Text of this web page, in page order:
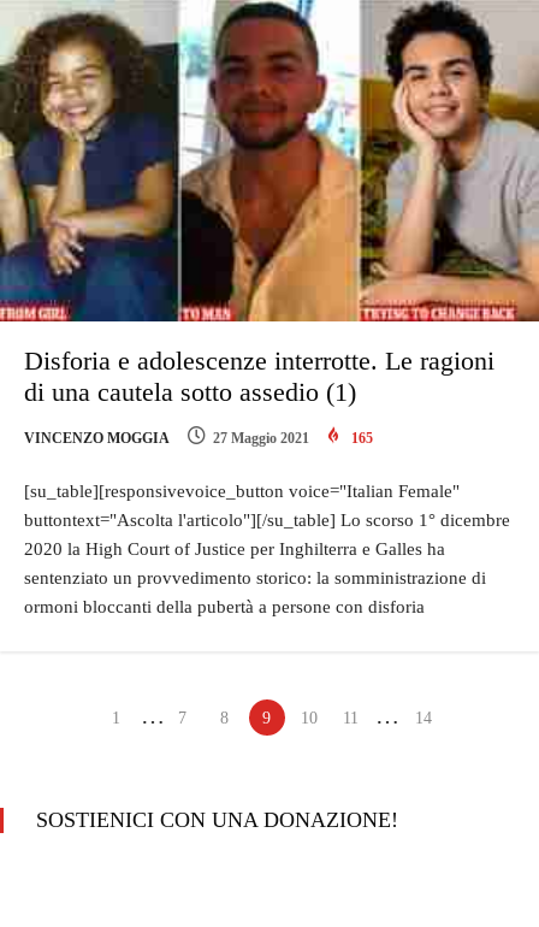
Disforia e adolescenze interrotte. Le ragioni
di una cautela sotto assedio (1)
VINCENZO MOGGIA 27 Maggio 2021 165
[su_table][responsivevoice_button voice="Italian Female"
buttontext="Ascolta l'articolo"][/su_table] Lo scorso 1° dicembre
2020 la High Court of Justice per Inghilterra e Galles ha
sentenziato un provvedimento storico: la somministrazione di
ormoni bloccanti della pubertà a persone con disforia
1 … 7 8 9 10 11 … 14
SOSTIENICI CON UNA DONAZIONE!